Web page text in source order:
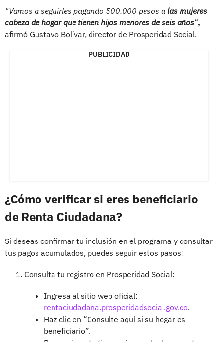
“Vamos a seguirles pagando 500.000 pesos a las mujeres
cabeza de hogar que tienen hijos menores de seis años”,
afirmó Gustavo Bolívar, director de Prosperidad Social.
PUBLICIDAD
¿Cómo verificar si eres beneficiario
de Renta Ciudadana?
Si deseas confirmar tu inclusión en el programa y consultar
tus pagos acumulados, puedes seguir estos pasos:
Consulta tu registro en Prosperidad Social:
Ingresa al sitio web oficial:
rentaciudadana.prosperidadsocial.gov.co.
Haz clic en “Consulte aquí si su hogar es
beneficiario”.